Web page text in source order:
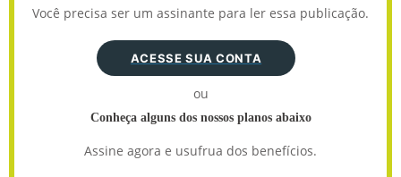
Você precisa ser um assinante para ler essa publicação.
ACESSE SUA CONTA
ou
Conheça alguns dos nossos planos abaixo
Assine agora e usufrua dos benefícios.